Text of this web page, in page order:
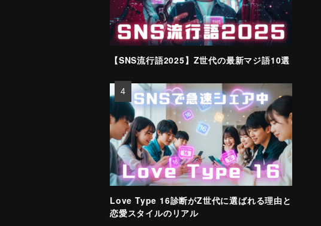
【SNS流行語2025】Z世代の最新マジ語10選
Love Type 16診断がZ世代に選ばれる理由と
恋愛スタイルのリアル